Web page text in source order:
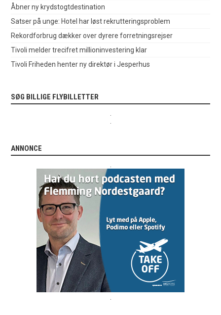
Åbner ny krydstogtdestination
Satser på unge: Hotel har løst rekrutteringsproblem
Rekordforbrug dækker over dyrere forretningsrejser
Tivoli melder trecifret millioninvestering klar
Tivoli Friheden henter ny direktør i Jesperhus
SØG BILLIGE FLYBILLETTER
ANNONCE